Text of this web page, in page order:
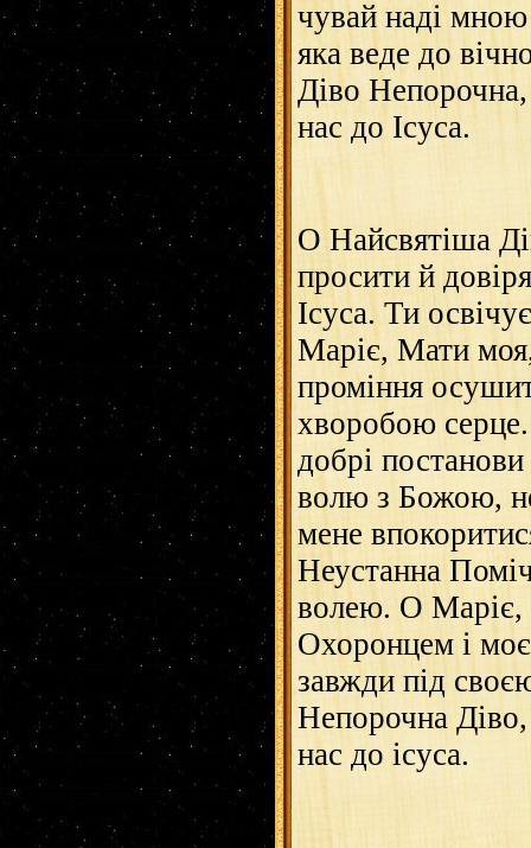
чувай наді
яка веде до
Діво
нас до Ісуса.
О Найсвятіша
просити й
Ісуса. Ти
Маріє, Мати
проміння
хворобою
добрі
волю з Божою,
мене
Неустанна
волею. О Маріє,
Охоронцем і
завжди під
Непорочна
нас до ісуса.